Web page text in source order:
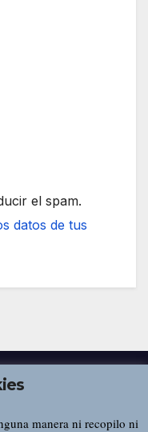
el spam.
datos de tus
manera ni recopilo ni